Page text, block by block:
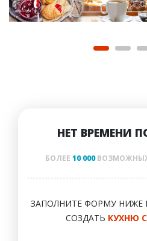
НЕТ ВРЕМЕНИ
БОЛЕЕ 10 000ВОЗМОЖНЫХ
ЗАПОЛНИТЕ ФОРМУ
СОЗДАТЬ КУХНЮ